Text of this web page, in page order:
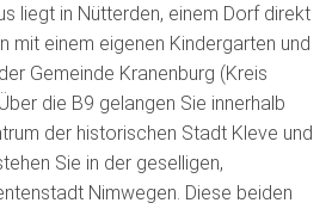
liegt in Nütterden, einem Dorf direkt
mit einem eigenen Kindergarten und
Gemeinde Kranenburg (Kreis
die B9 gelangen Sie innerhalb
der historischen Stadt Kleve und
Sie in der geselligen,
Nimwegen. Diese beiden